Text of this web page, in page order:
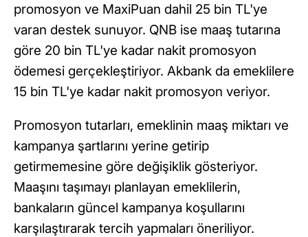
promosyon ve MaxiPuan dahil 25 bin TL'ye
varan destek sunuyor. QNB ise maaş tutarına
göre 20 bin TL'ye kadar nakit promosyon
ödemesi gerçekleştiriyor. Akbank da emeklilere
15 bin TL'ye kadar nakit promosyon veriyor.
Promosyon tutarları, emeklinin maaş miktarı ve
kampanya şartlarını yerine getirip
getirmemesine göre değişiklik gösteriyor.
Maaşını taşımayı planlayan emeklilerin,
bankaların güncel kampanya koşullarını
karşılaştırarak tercih yapmaları öneriliyor.